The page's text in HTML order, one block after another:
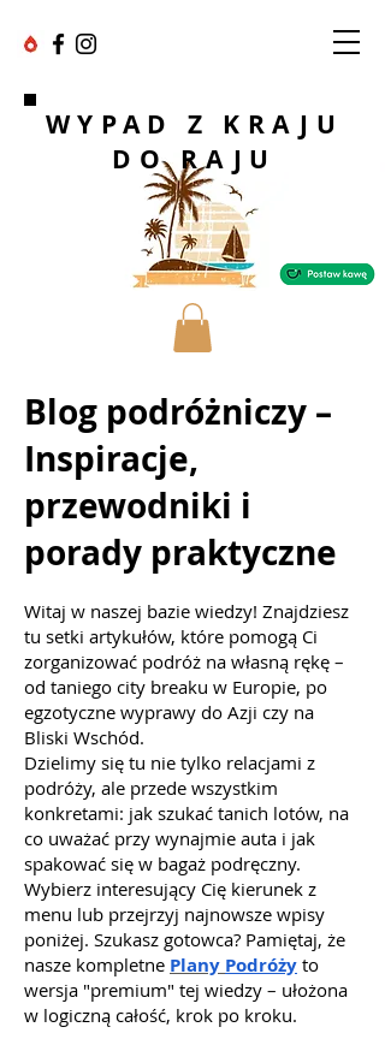
WYPAD Z KRAJU
DO RAJU
Blog podróżniczy –
Inspiracje,
przewodniki i
porady praktyczne
Witaj w naszej bazie wiedzy! Znajdziesz
tu setki artykułów, które pomogą Ci
zorganizować podróż na własną rękę –
od taniego city breaku w Europie, po
egzotyczne wyprawy do Azji czy na
Bliski Wschód.
Dzielimy się tu nie tylko relacjami z
podróży, ale przede wszystkim
konkretami: jak szukać tanich lotów, na
co uważać przy wynajmie auta i jak
spakować się w bagaż podręczny.
Wybierz interesujący Cię kierunek z
menu lub przejrzyj najnowsze wpisy
poniżej. Szukasz gotowca? Pamiętaj, że
nasze kompletne Plany Podróży to
wersja "premium" tej wiedzy – ułożona
w logiczną całość, krok po kroku.